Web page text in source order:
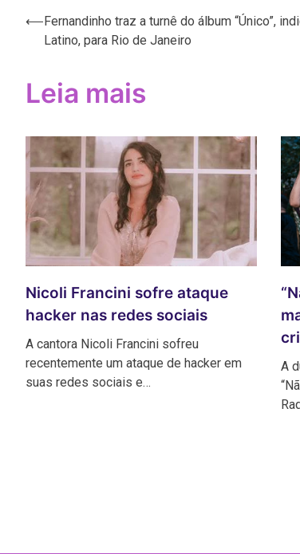
Navegação
⟵Fernandinho traz a turnê do álbum “Único”,
Latino, para Rio de Janeiro
Leia mais
Nicoli Francini sofre ataque
hacker nas redes sociais
A cantora Nicoli Francini sofreu
recentemente um ataque de hacker em
suas redes sociais e…
A